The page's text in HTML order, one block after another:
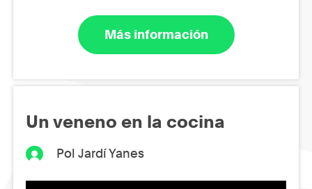
Más información
Un veneno en la cocina
Pol Jardí Yanes